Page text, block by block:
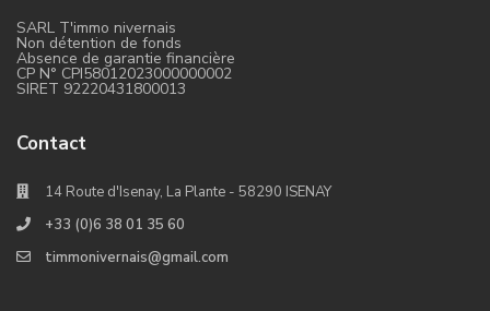
SARL T'immo nivernais
Non détention de fonds
Absence de garantie financière
CP N° CPI58012023000000002
SIRET 92220431800013
Contact
14 Route d'Isenay, La Plante - 58290 ISENAY
+33 (0)6 38 01 35 60
timmonivernais@gmail.com